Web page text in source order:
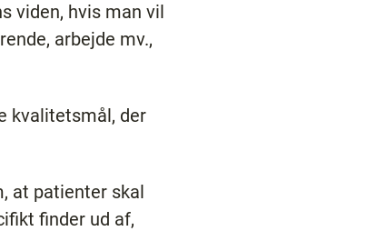
viden, hvis man vil
arbejde mv.,
kvalitetsmål, der
at patienter skal
finder ud af,